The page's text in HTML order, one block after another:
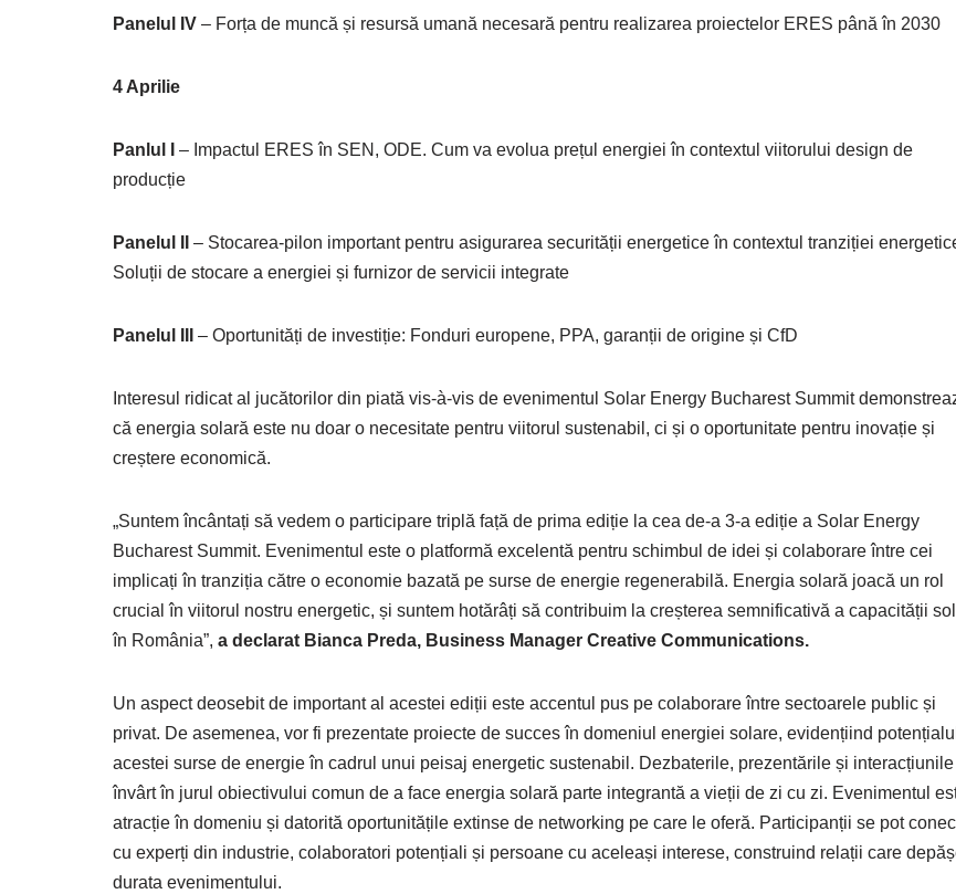
Panelul IV – Forța de muncă și resursă umană necesară pentru realizarea proiectelor ERES până în 2030
4 Aprilie
Panlul I
– Impactul ERES în SEN, ODE. Cum va evolua prețul energiei în contextul viitorului design de
producție
Panelul II
– Stocarea-pilon important pentru asigurarea securității energetice în contextul tranziției
Soluții de stocare a energiei și furnizor de servicii integrate
Panelul III – Oportunități de investiție: Fonduri europene, PPA, garanții de origine și CfD
Interesul ridicat al jucătorilor din piată vis-à-vis de evenimentul Solar Energy Bucharest Summit
că energia solară este nu doar o necesitate pentru viitorul sustenabil, ci și o oportunitate pentru inovație și
creștere economică.
„Suntem încântați să vedem o participare triplă față de prima ediție la cea de-a 3-a ediție a Solar Energy
Bucharest Summit. Evenimentul este o platformă excelentă pentru schimbul de idei și colaborare între cei
implicați în tranziția către o economie bazată pe surse de energie regenerabilă. Energia solară joacă un rol
crucial în viitorul nostru energetic, și suntem hotărâți să contribuim la creșterea semnificativă a capacității
în România”, a declarat Bianca Preda, Business Manager Creative Communications.
Un aspect deosebit de important al acestei ediții este accentul pus pe colaborare între sectoarele public și
privat. De asemenea, vor fi prezentate proiecte de succes în domeniul energiei solare, evidențiind potențialul
acestei surse de energie în cadrul unui peisaj energetic sustenabil. Dezbaterile, prezentările și
învârt în jurul obiectivului comun de a face energia solară parte integrantă a vieții de zi cu zi. Evenimentul
atracție în domeniu și datorită oportunitățile extinse de networking pe care le oferă. Participanții se pot
cu experți din industrie, colaboratori potențiali și persoane cu aceleași interese, construind relații care
durata evenimentului.